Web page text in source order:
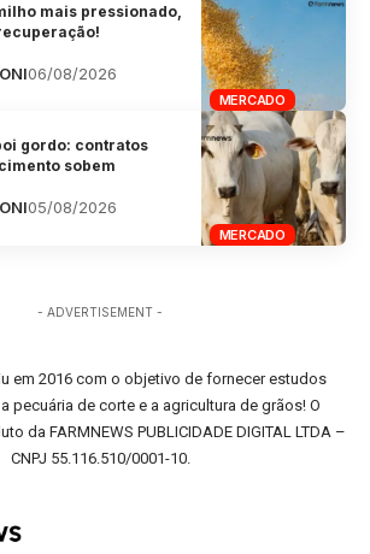
MERCADO
mais pressionado,
06/08/2026
MERCADO
gordo: contratos
sobem
05/08/2026
- ADVERTISEMENT -
em 2016 com o objetivo de fornecer estudos
pecuária de corte e a agricultura de grãos! O
da FARMNEWS PUBLICIDADE DIGITAL LTDA –
CNPJ 55.116.510/0001-10.